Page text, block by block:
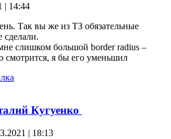
| 14:44
Так вы же из ТЗ обязательные
сделали.
слишком большой border radius –
смотрится, я бы его уменьшил
Кугуенко
| 18:13